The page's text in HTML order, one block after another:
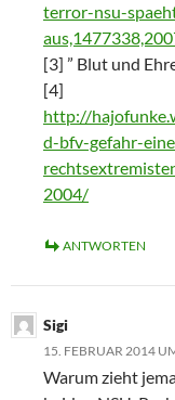
terror-nsu-
[3] ” Blut und
[4]
http://
d-bfv-gefahr-
2004/
ANTWORTEN
Sigi
15. FEBRUAR 2014
Warum zieht